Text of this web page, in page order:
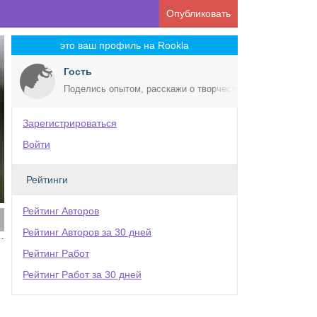
Опубликовать
это ваш профиль на Rookla
Гость
Поделись опытом, расскажи о творчестве!
Зарегистрироваться
Войти
Рейтинги
Рейтинг Авторов
Рейтинг Авторов за 30 дней
Рейтинг Работ
Рейтинг Работ за 30 дней